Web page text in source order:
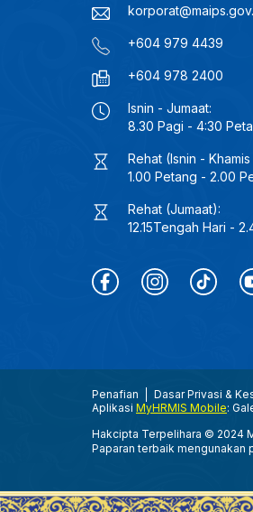
+604 979 4439
+604 978 2400
Isnin - Jumaat:
8.30 Pagi - 4:30
Rehat (Isnin - Khamis
1.00 Petang - 2.00
Rehat (Jumaat):
12.15Tengah Hari -
Penafian Dasar Privasi &
Aplikasi MyHRMIS Mobile:
Hakcipta Terpelihara © 2024
Paparan terbaik mengunakan